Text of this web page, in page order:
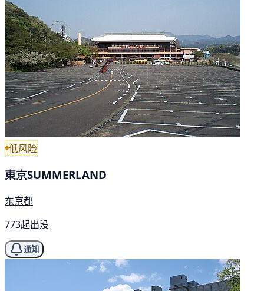
低风险
東京SUMMERLAND
东京都
773起出没
通知